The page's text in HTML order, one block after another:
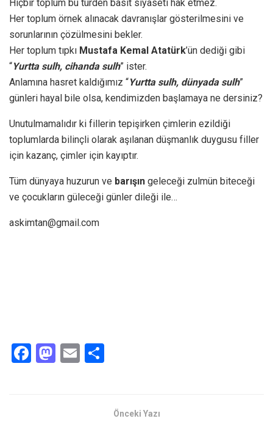
Hiçbir toplum bu türden basit siyaseti hak etmez.
Her toplum örnek alınacak davranışlar gösterilmesini ve
sorunlarının çözülmesini bekler.
Her toplum tıpkı Mustafa Kemal Atatürk’ün dediği gibi
“Yurtta sulh, cihanda sulh” ister.
Anlamına hasret kaldığımız “Yurtta sulh, dünyada sulh”
günleri hayal bile olsa, kendimizden başlamaya ne dersiniz?
Unutulmamalıdır ki fillerin tepişirken çimlerin ezildiği
toplumlarda bilinçli olarak aşılanan düşmanlık duygusu filler
için kazanç, çimler için kayıptır.
Tüm dünyaya huzurun ve barışın geleceği zulmün biteceği
ve çocukların güleceği günler dileği ile…
askimtan@gmail.com
F
M E
Önceki Yazı